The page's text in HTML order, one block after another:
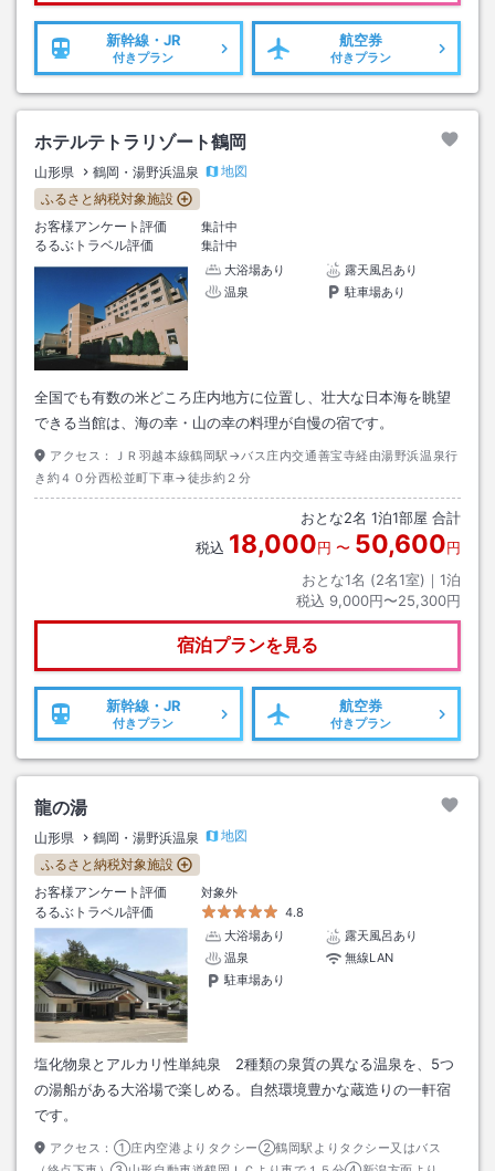
新幹線・JR
付きプラン
航空券
付きプラン
ホテルテトラリゾート鶴岡
山形県 鶴岡・湯野浜温泉
地図
ふるさと納税対象施設
お客様アンケート評価
集計中
るるぶトラベル評価
集計中
大浴場あり
露天風呂あり
温泉
駐車場あり
全国でも有数の米どころ庄内地方に位置し、壮大な日本海を眺望
できる当館は、海の幸・山の幸の料理が自慢の宿です。
アクセス：
ＪＲ羽越本線鶴岡駅→バス庄内交通善宝寺経由湯野浜温泉行
き約４０分西松並町下車→徒歩約２分
おとな2名 1泊1部屋 合計
税込 18,000円 〜 50,600円
おとな1名 (2名1室)｜ 1泊
税込 9,000円〜25,300円
宿泊プランを見る
新幹線・JR
付きプラン
航空券
付きプラン
龍の湯
山形県 鶴岡・湯野浜温泉
地図
ふるさと納税対象施設
お客様アンケート評価
対象外
るるぶトラベル評価
4.8
大浴場あり
露天風呂あり
温泉
無線LAN
駐車場あり
塩化物泉とアルカリ性単純泉 2種類の泉質の異なる温泉を、5つ
の湯船がある大浴場で楽しめる。自然環境豊かな蔵造りの一軒宿
です。
アクセス： ①庄内空港よりタクシー②鶴岡駅よりタクシー又はバス